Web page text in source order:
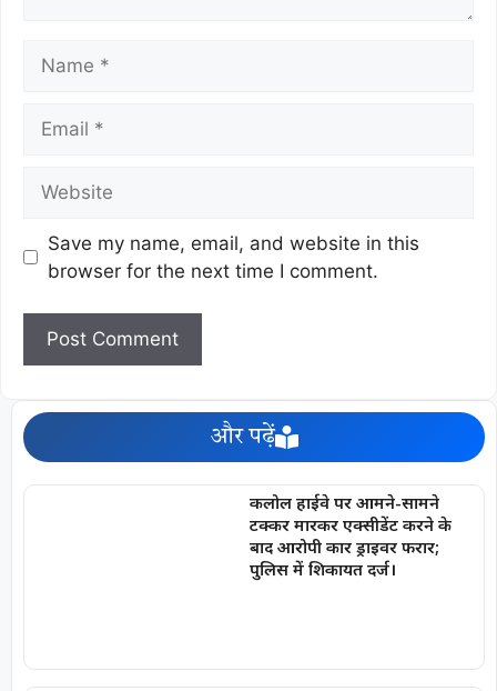
Save my name, email, and website in this
browser for the next time I comment.
और पढ़ें
कलोल हाईवे पर आमने-सामने
टक्कर मारकर एक्सीडेंट करने के
बाद आरोपी कार ड्राइवर फरार;
पुलिस में शिकायत दर्ज।